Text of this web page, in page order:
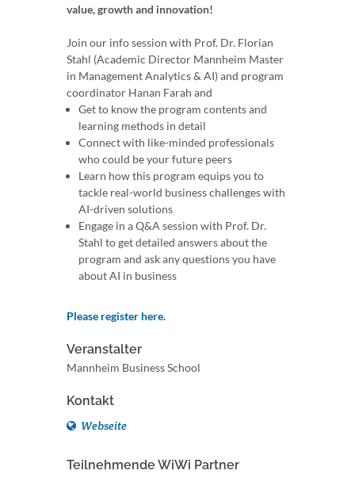
value, growth and innovation!
Join our info session with Prof. Dr. Florian
Stahl (Academic Director Mannheim Master
in Management Analytics & AI) and program
coordinator Hanan Farah and
Get to know the program contents and
learning methods in detail
Connect with like-minded professionals
who could be your future peers
Learn how this program equips you to
tackle real-world business challenges with
AI-driven solutions
Engage in a Q&A session with Prof. Dr.
Stahl to get detailed answers about the
program and ask any questions you have
about AI in business
Please register here.
Veranstalter
Mannheim Business School
Kontakt
Webseite
Teilnehmende WiWi Partner